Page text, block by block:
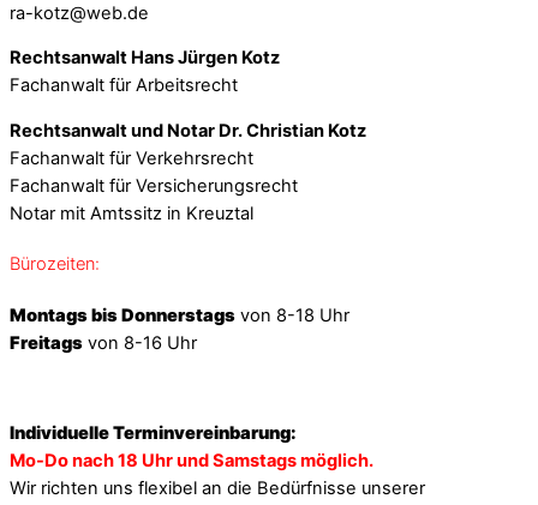
ra-kotz@web.de
Rechtsanwalt Hans Jürgen Kotz
Fachanwalt für Arbeitsrecht
Rechtsanwalt und Notar Dr. Christian Kotz
Fachanwalt für Verkehrsrecht
Fachanwalt für Versicherungsrecht
Notar mit Amtssitz in Kreuztal
Bürozeiten:
Montags bis Donnerstags von 8-18 Uhr
Freitags von 8-16 Uhr
Individuelle Terminvereinbarung:
Mo-Do nach 18 Uhr und Samstags möglich.
Wir richten uns flexibel an die Bedürfnisse unserer